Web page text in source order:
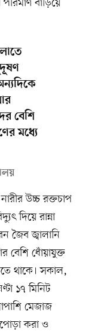
বাড়িয়ে
বেশি
মধ্যে
উচ্চ রক্তচাপ
দিয়ে রান্না
জৈব জ্বালানি
বেশি ধোঁয়াযুক্ত
থাকে। সকাল,
১৭ মিনিট
মেজাজ
করা ও